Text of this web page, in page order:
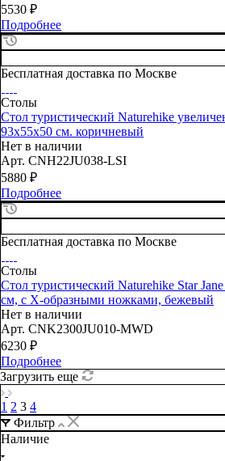
5530 ₽
Подробнее
Бесплатная доставка по Москве
Столы
Стол туристический Naturehike
93х55х50 см. коричневый
Нет в наличии
Арт. CNH22JU038-LSI
5880 ₽
Подробнее
Бесплатная доставка по Москве
Столы
Стол туристический Naturehike Star
см, с Х-образными ножками, бежевый
Нет в наличии
Арт. CNK2300JU010-MWD
6230 ₽
Подробнее
Загрузить еще
1 2 3 4
Фильтр
Наличие